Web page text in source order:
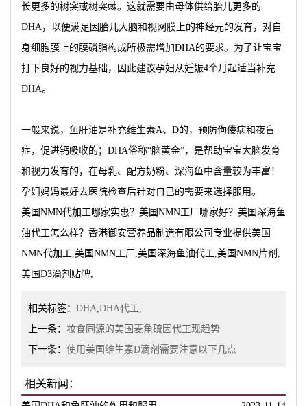
长更多的树突或树突棘。这就需要由母体供给胎儿更多的
DHA，以便满足因胎儿大脑和视网膜上的神经元的发育，对自
身细胞膜上的膜磷脂构成所极需增加DHA的要求。为了让宝宝
打下良好的视力基础，因此建议孕妇从妊娠4个月起适当补充
DHA。
一般来说，鱼肝油是补充维生素A、D的，预防佝偻病和夜盲
症，促进钙吸收的；DHA俗称“脑黄金”，是帮助宝宝大脑发育
和视力发育的，在母乳、配方奶粉、深海鱼中含量较为丰富！
孕妇妈妈最好去医院检查后针对自己的需要来选择服用。
美国NMN代加工哪家实惠？美国NMN工厂哪家好？美国深海鱼
油代工怎么样？香港御安营养品制造有限公司专业提供美国
NMN代加工,美国NMN工厂,美国深海鱼油代工,美国NMN片剂,
美国D3滴剂贴牌,
相关标签： DHA DHA代工
上一条： 妆食同源的美国麦角硫因代工现趋势
下一条： 使用美国维生素D滴剂需要注意以下几点
相关新闻：